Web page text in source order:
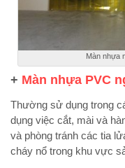
Màn nhựa
+ Màn nhựa PVC
Thường sử dụng trong
dụng việc cắt, mài và
và phòng tránh các tia
cháy nổ trong khu vực